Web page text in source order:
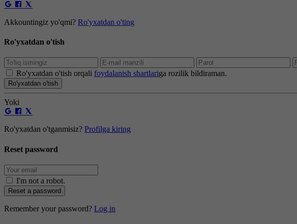
Akkountingiz yo'qmi? Ro'yxatdan o'ting
Ro'yxatdan o'tish
Ro'yxatdan o'tish orqali foydalanish shartlariga rozilik bildiraman.
Ro'yxatdan o'tish
Yoki
Ro'yxatdan o'tganmisiz? Profilga kiring
Reset password
I'm not a robot.
Reset a password
Remember your password? Log in